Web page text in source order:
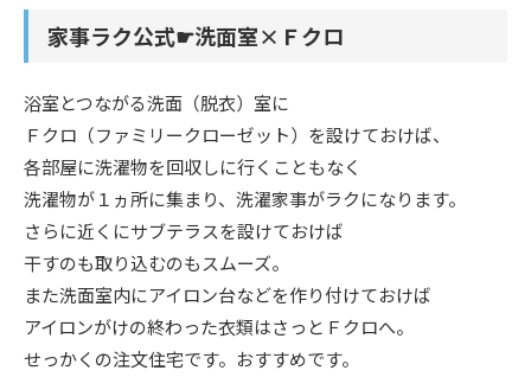
ニュース
イベント情報
資料請求・お問い合わせ
家事ラク公式☛洗面室×Ｆクロ
浴室とつながる洗面（脱衣）室に
Ｆクロ（ファミリークローゼット）を設けておけば、
各部屋に洗濯物を回収しに行くこともなく
洗濯物が１ヵ所に集まり、洗濯家事がラクになります。
さらに近くにサブテラスを設けておけば
干すのも取り込むのもスムーズ。
また洗面室内にアイロン台などを作り付けておけば
アイロンがけの終わった衣類はさっとＦクロへ。
せっかくの注文住宅です。おすすめです。